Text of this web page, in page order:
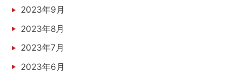
2023年9月
2023年8月
2023年7月
2023年6月